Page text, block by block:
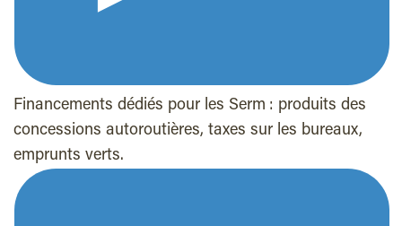
Financements dédiés pour les Serm : produits des
concessions autoroutières, taxes sur les bureaux,
emprunts verts.